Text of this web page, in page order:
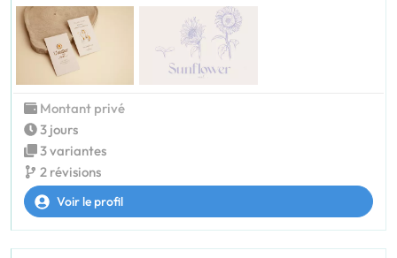
Montant privé
3 jours
3 variantes
2 révisions
Voir le profil